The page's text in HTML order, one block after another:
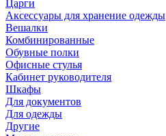
Царги
Аксессуары для хранение одежды
Вешалки
Комбинированные
Обувные полки
Офисные стулья
Кабинет руководителя
Шкафы
Для документов
Для одежды
Другие